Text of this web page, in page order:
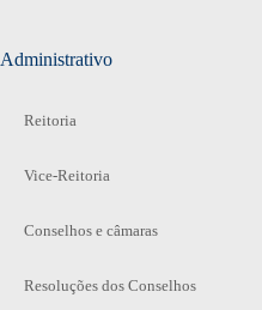
Administrativo
Reitoria
Vice-Reitoria
Conselhos e câmaras
Resoluções dos Conselhos